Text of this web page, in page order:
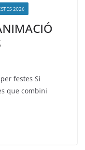
2026
festes Si
que combini